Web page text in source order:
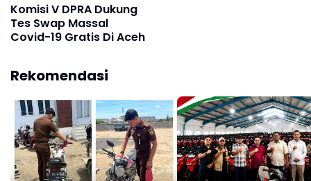
Komisi V DPRA Dukung
Tes Swap Massal
Covid-19 Gratis Di Aceh
Rekomendasi